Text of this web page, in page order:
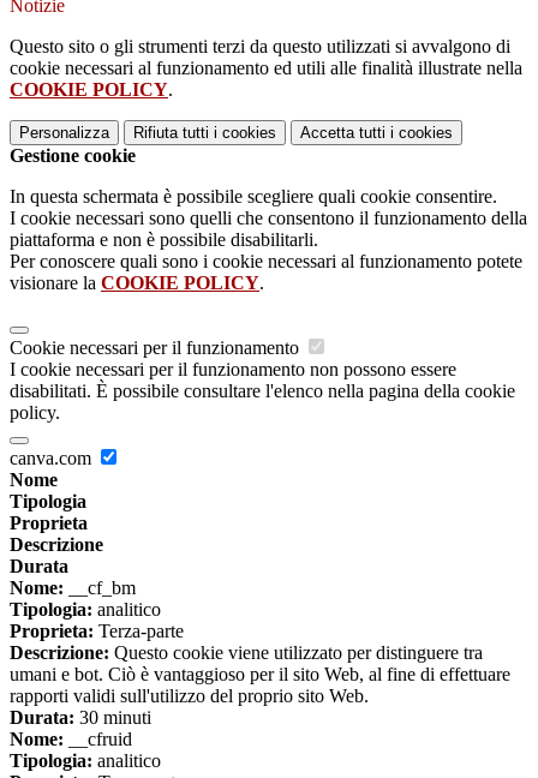
Notizie
Questo sito o gli strumenti terzi da questo utilizzati si avvalgono di
cookie necessari al funzionamento ed utili alle finalità illustrate nella
COOKIE POLICY.
Personalizza Rifiuta tutti i cookies Accetta tutti i cookies
Gestione cookie
In questa schermata è possibile scegliere quali cookie consentire.
I cookie necessari sono quelli che consentono il funzionamento della
piattaforma e non è possibile disabilitarli.
Per conoscere quali sono i cookie necessari al funzionamento potete
visionare la COOKIE POLICY.
Cookie necessari per il funzionamento
I cookie necessari per il funzionamento non possono essere
disabilitati. È possibile consultare l'elenco nella pagina della cookie
policy.
canva.com
Nome
Tipologia
Proprieta
Descrizione
Durata
Nome: __cf_bm
Tipologia: analitico
Proprieta: Terza-parte
Descrizione: Questo cookie viene utilizzato per distinguere tra
umani e bot. Ciò è vantaggioso per il sito Web, al fine di effettuare
rapporti validi sull'utilizzo del proprio sito Web.
Durata: 30 minuti
Nome: __cfruid
Tipologia: analitico